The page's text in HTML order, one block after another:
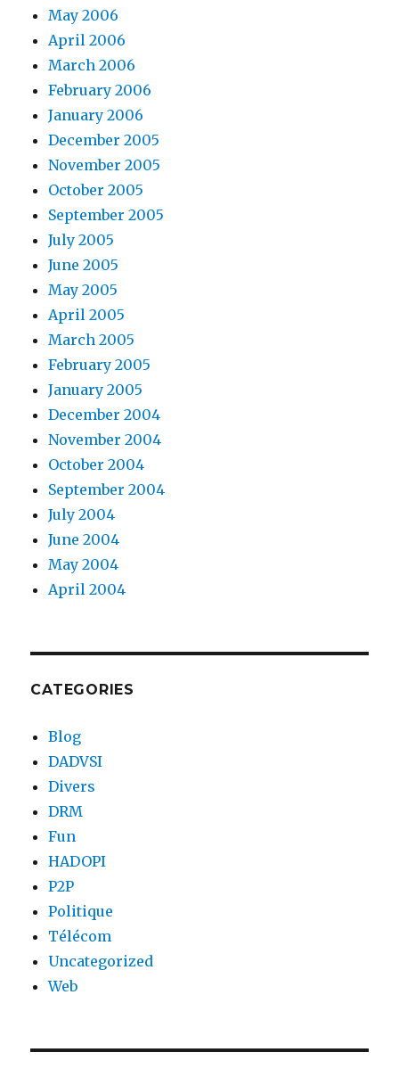
May 2006
April 2006
March 2006
February 2006
January 2006
December 2005
November 2005
October 2005
September 2005
July 2005
June 2005
May 2005
April 2005
March 2005
February 2005
January 2005
December 2004
November 2004
October 2004
September 2004
July 2004
June 2004
May 2004
April 2004
CATEGORIES
Blog
DADVSI
Divers
DRM
Fun
HADOPI
P2P
Politique
Télécom
Uncategorized
Web